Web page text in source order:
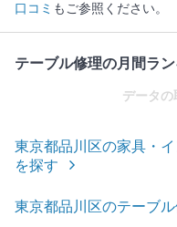
口コミ もご参照ください。
テーブル修理の月間ラ
データの
東京都品川区の家具・
を探す
東京都品川区のテーブ